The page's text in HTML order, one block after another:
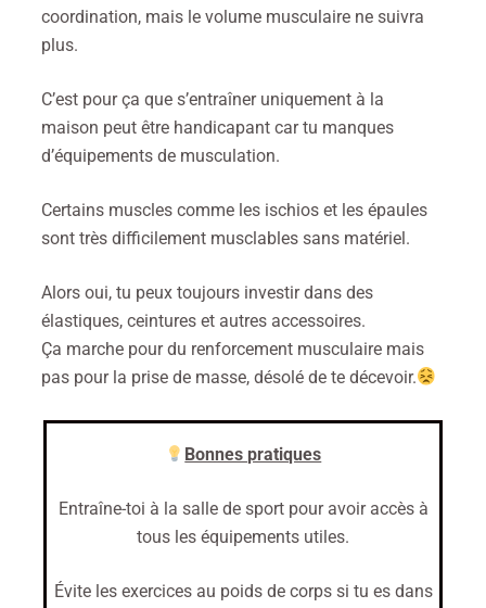
coordination, mais le volume musculaire ne suivra
plus.
C’est pour ça que s’entraîner uniquement à la
maison peut être handicapant car tu manques
d’équipements de musculation.
Certains muscles comme les ischios et les épaules
sont très difficilement musclables sans matériel.
Alors oui, tu peux toujours investir dans des
élastiques, ceintures et autres accessoires.
Ça marche pour du renforcement musculaire mais
pas pour la prise de masse, désolé de te décevoir.
Bonnes pratiques
Entraîne-toi à la salle de sport pour avoir accès à
tous les équipements utiles.
Évite les exercices au poids de corps si tu es dans